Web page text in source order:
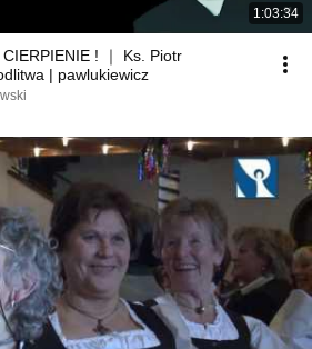
1:03:34
! ｜ Ks. Piotr
| pawlukiewicz